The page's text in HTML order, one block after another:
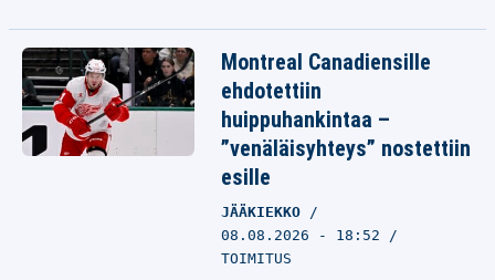
Montreal Canadiensille
ehdotettiin
huippuhankintaa –
”venäläisyhteys” nostettiin
esille
JÄÄKIEKKO
08.08.2026 - 18:52
TOIMITUS